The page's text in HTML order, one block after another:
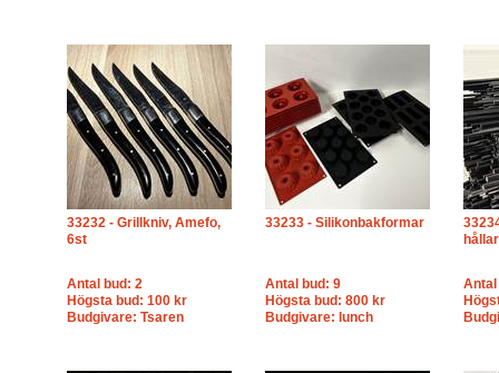
33232 - Grillkniv, Amefo,
6st
Antal bud: 2
Högsta bud: 100 kr
Budgivare: Tsaren
33233 - Silikonbakformar
Antal bud: 9
Högsta bud: 800 kr
Budgivare: lunch
Antal